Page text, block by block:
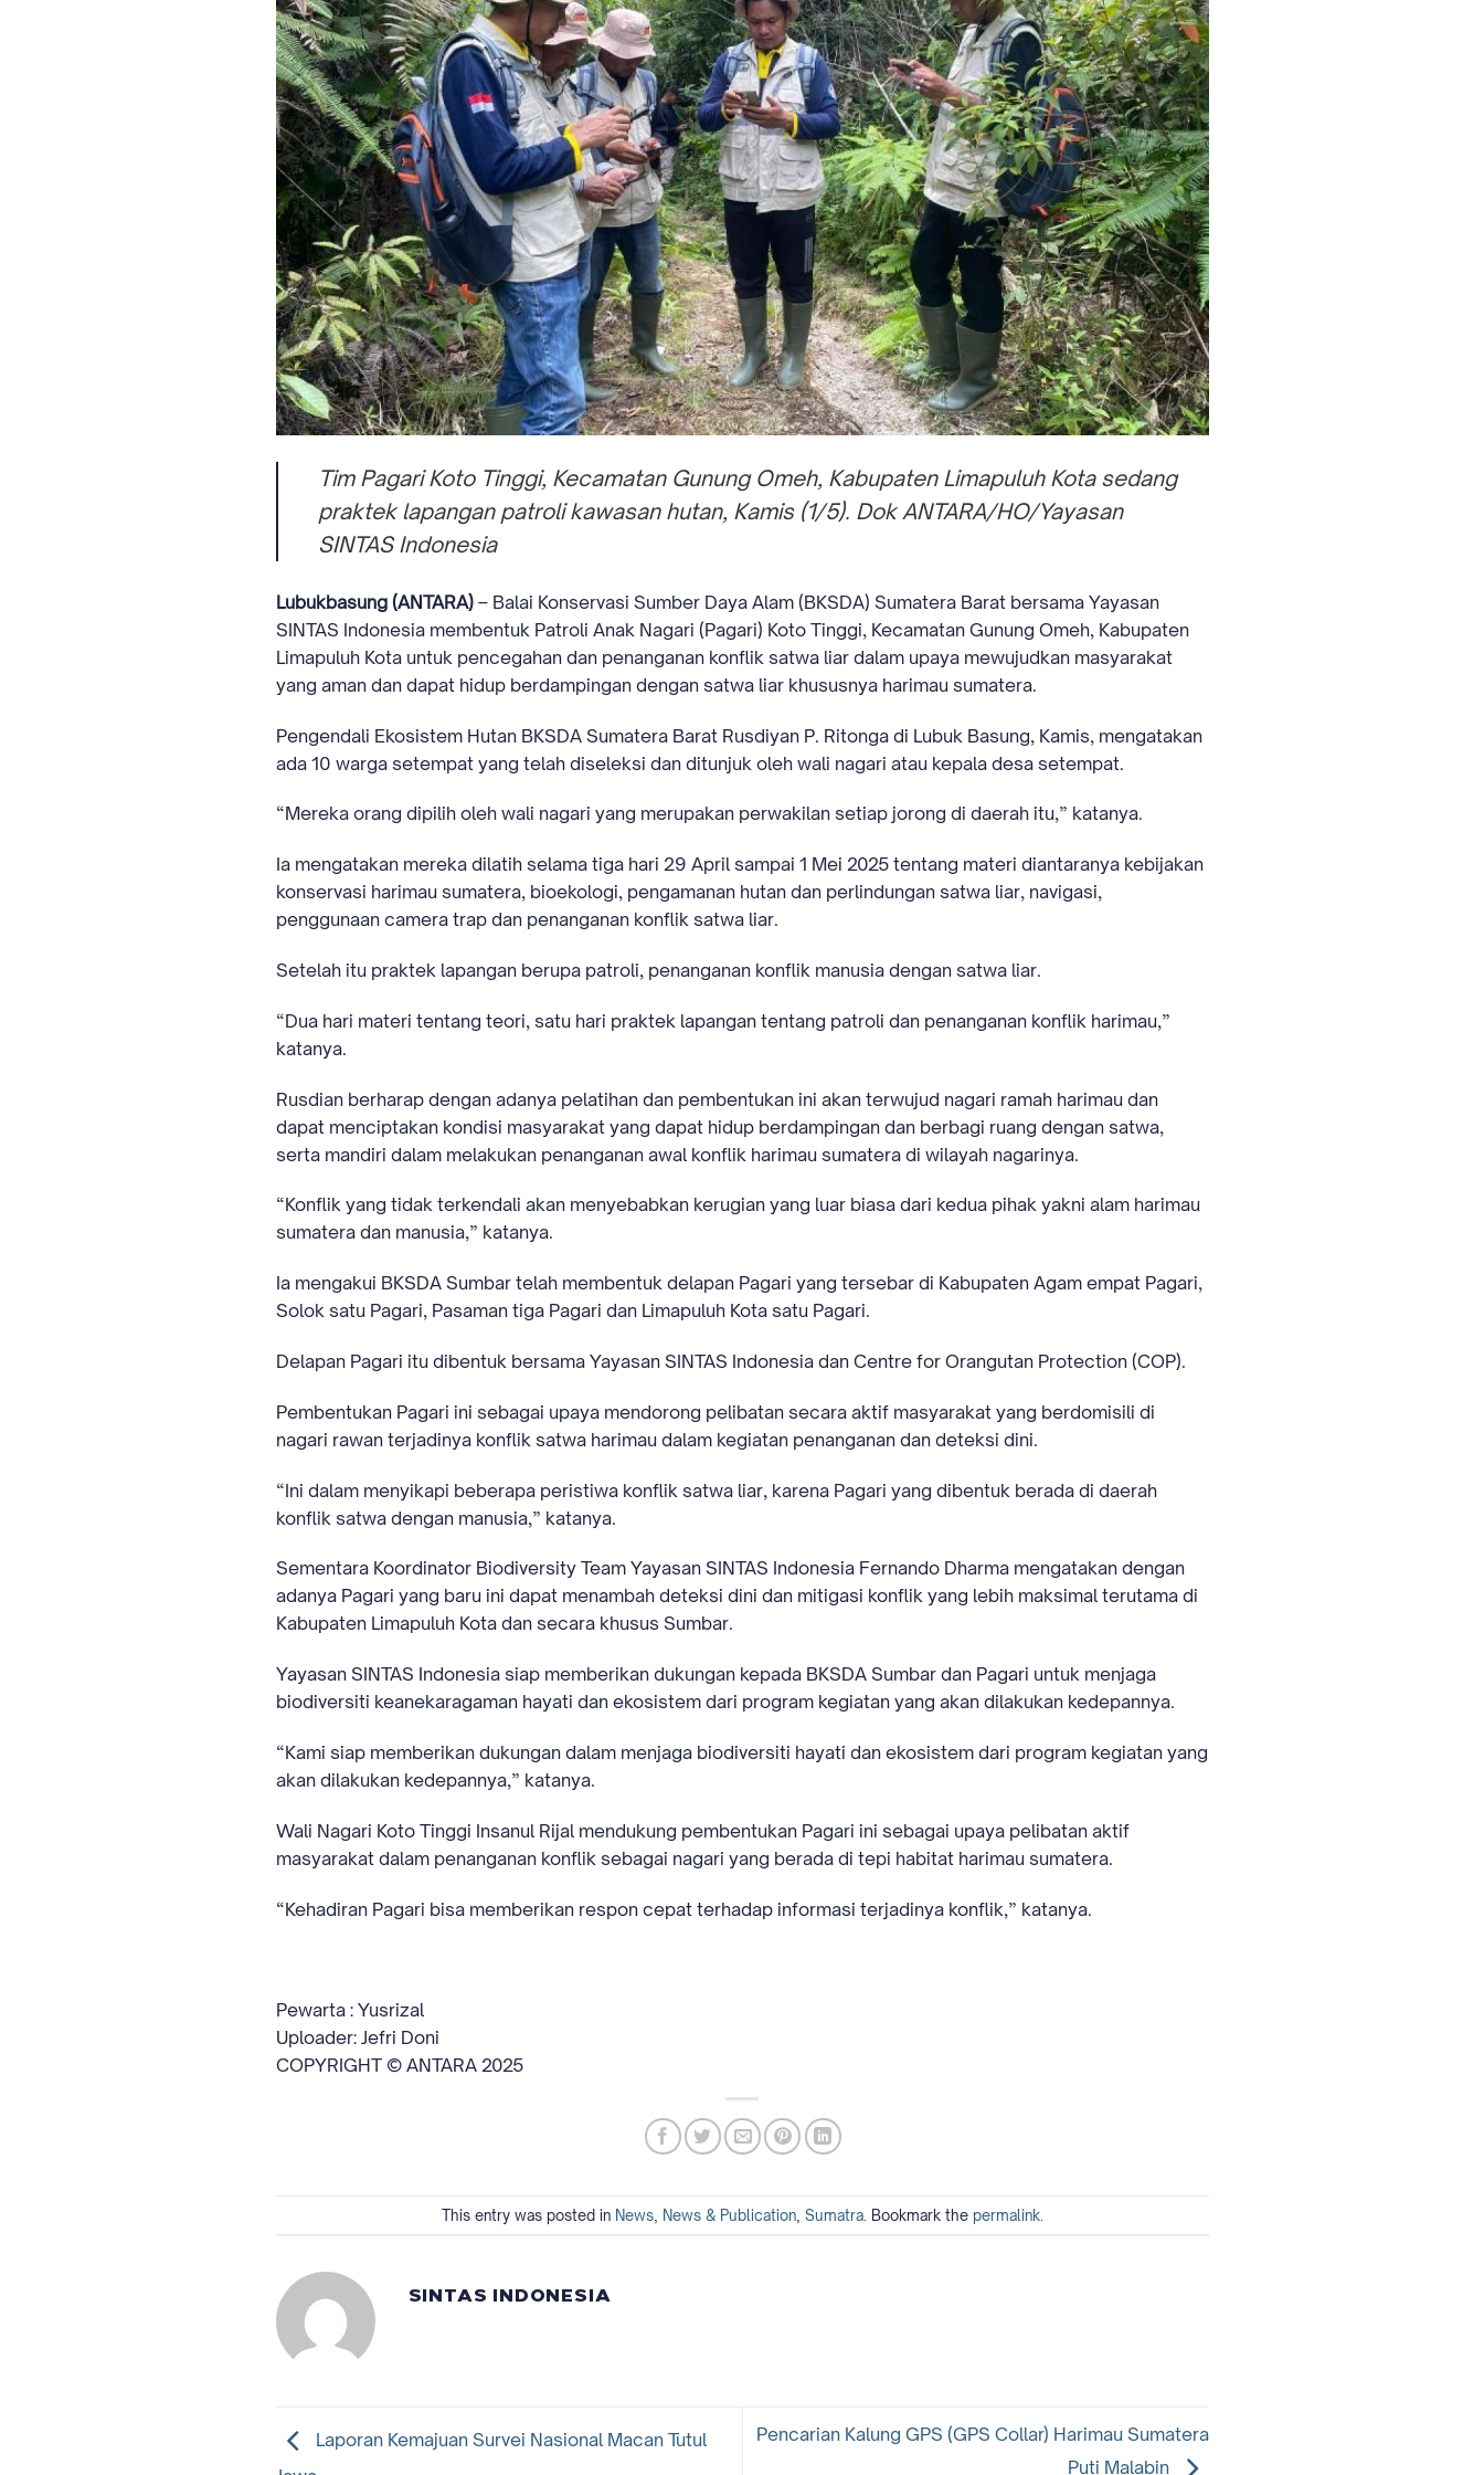
Tim Pagari Koto Tinggi, Kecamatan Gunung Omeh, Kabupaten Limapuluh Kota sedang
praktek lapangan patroli kawasan hutan, Kamis (1/5). Dok ANTARA/HO/Yayasan
SINTAS Indonesia
Lubukbasung (ANTARA)– Balai Konservasi Sumber Daya Alam (BKSDA) Sumatera Barat bersama Yayasan
SINTAS Indonesia membentuk Patroli Anak Nagari (Pagari) Koto Tinggi, Kecamatan Gunung Omeh, Kabupaten
Limapuluh Kota untuk pencegahan dan penanganan konflik satwa liar dalam upaya mewujudkan masyarakat
yang aman dan dapat hidup berdampingan dengan satwa liar khususnya harimau sumatera.
Pengendali Ekosistem Hutan BKSDA Sumatera Barat Rusdiyan P. Ritonga di Lubuk Basung, Kamis, mengatakan
ada 10 warga setempat yang telah diseleksi dan ditunjuk oleh wali nagari atau kepala desa setempat.
“Mereka orang dipilih oleh wali nagari yang merupakan perwakilan setiap jorong di daerah itu,” katanya.
Ia mengatakan mereka dilatih selama tiga hari 29 April sampai 1 Mei 2025 tentang materi diantaranya kebijakan
konservasi harimau sumatera, bioekologi, pengamanan hutan dan perlindungan satwa liar, navigasi,
penggunaan camera trap dan penanganan konflik satwa liar.
Setelah itu praktek lapangan berupa patroli, penanganan konflik manusia dengan satwa liar.
“Dua hari materi tentang teori, satu hari praktek lapangan tentang patroli dan penanganan konflik harimau,”
katanya.
Rusdian berharap dengan adanya pelatihan dan pembentukan ini akan terwujud nagari ramah harimau dan
dapat menciptakan kondisi masyarakat yang dapat hidup berdampingan dan berbagi ruang dengan satwa,
serta mandiri dalam melakukan penanganan awal konflik harimau sumatera di wilayah nagarinya.
“Konflik yang tidak terkendali akan menyebabkan kerugian yang luar biasa dari kedua pihak yakni alam harimau
sumatera dan manusia,” katanya.
Ia mengakui BKSDA Sumbar telah membentuk delapan Pagari yang tersebar di Kabupaten Agam empat Pagari,
Solok satu Pagari, Pasaman tiga Pagari dan Limapuluh Kota satu Pagari.
Delapan Pagari itu dibentuk bersama Yayasan SINTAS Indonesia dan Centre for Orangutan Protection (COP).
Pembentukan Pagari ini sebagai upaya mendorong pelibatan secara aktif masyarakat yang berdomisili di
nagari rawan terjadinya konflik satwa harimau dalam kegiatan penanganan dan deteksi dini.
“Ini dalam menyikapi beberapa peristiwa konflik satwa liar, karena Pagari yang dibentuk berada di daerah
konflik satwa dengan manusia,” katanya.
Sementara Koordinator Biodiversity Team Yayasan SINTAS Indonesia Fernando Dharma mengatakan dengan
adanya Pagari yang baru ini dapat menambah deteksi dini dan mitigasi konflik yang lebih maksimal terutama di
Kabupaten Limapuluh Kota dan secara khusus Sumbar.
Yayasan SINTAS Indonesia siap memberikan dukungan kepada BKSDA Sumbar dan Pagari untuk menjaga
biodiversiti keanekaragaman hayati dan ekosistem dari program kegiatan yang akan dilakukan kedepannya.
“Kami siap memberikan dukungan dalam menjaga biodiversiti hayati dan ekosistem dari program kegiatan yang
akan dilakukan kedepannya,” katanya.
Wali Nagari Koto Tinggi Insanul Rijal mendukung pembentukan Pagari ini sebagai upaya pelibatan aktif
masyarakat dalam penanganan konflik sebagai nagari yang berada di tepi habitat harimau sumatera.
“Kehadiran Pagari bisa memberikan respon cepat terhadap informasi terjadinya konflik,” katanya.
Pewarta : Yusrizal
Uploader: Jefri Doni
COPYRIGHT © ANTARA 2025
This entry was posted in News, News & Publication, Sumatra. Bookmark the permalink.
SINTAS INDONESIA
Laporan Kemajuan Survei Nasional Macan Tutul
Pencarian Kalung GPS (GPS Collar) Harimau Sumatera
Puti Malabin